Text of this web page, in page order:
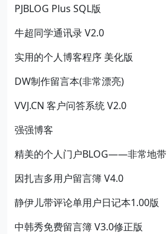
PJBLOG Plus SQL版
牛超同学通讯录 V2.0
实用的个人博客程序 美化版
DW制作留言本(非常漂亮)
VVJ.CN 客户问答系统 V2.0
强强博客
精美的个人门户BLOG——非常地带
因扎吉多用户留言簿 V4.0
静伊儿带评论单用户日记本1.00版
中韩秀免费留言簿 V3.0修正版